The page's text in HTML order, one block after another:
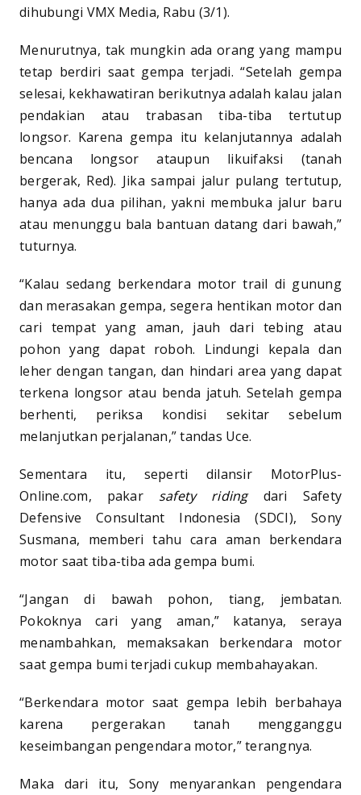
dihubungi VMX Media, Rabu (3/1).
Menurutnya, tak mungkin ada orang yang mampu
tetap berdiri saat gempa terjadi. “Setelah gempa
selesai, kekhawatiran berikutnya adalah kalau jalan
pendakian atau trabasan tiba-tiba tertutup
longsor. Karena gempa itu kelanjutannya adalah
bencana longsor ataupun likuifaksi (tanah
bergerak, Red). Jika sampai jalur pulang tertutup,
hanya ada dua pilihan, yakni membuka jalur baru
atau menunggu bala bantuan datang dari bawah,”
tuturnya.
“Kalau sedang berkendara motor trail di gunung
dan merasakan gempa, segera hentikan motor dan
cari tempat yang aman, jauh dari tebing atau
pohon yang dapat roboh. Lindungi kepala dan
leher dengan tangan, dan hindari area yang dapat
terkena longsor atau benda jatuh. Setelah gempa
berhenti, periksa kondisi sekitar sebelum
melanjutkan perjalanan,” tandas Uce.
Sementara itu, seperti dilansir MotorPlus-
Online.com, pakar safety ridingdari Safety
Defensive Consultant Indonesia (SDCI), Sony
Susmana, memberi tahu cara aman berkendara
motor saat tiba-tiba ada gempa bumi.
“Jangan di bawah pohon, tiang, jembatan.
Pokoknya cari yang aman,” katanya, seraya
menambahkan, memaksakan berkendara motor
saat gempa bumi terjadi cukup membahayakan.
“Berkendara motor saat gempa lebih berbahaya
karena pergerakan tanah mengganggu
keseimbangan pengendara motor,” terangnya.
Maka dari itu, Sony menyarankan pengendara